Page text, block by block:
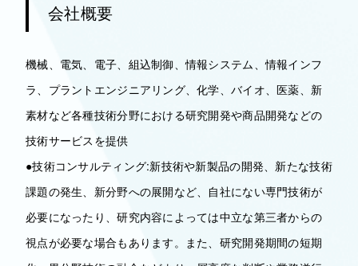
会社概要
機械、電気、電子、組込制御、情報システム、情報インフ
ラ、プラントエンジニアリング、化学、バイオ、医薬、新
素材など各種技術分野における研究開発や商品開発などの
技術サービスを提供
●技術コンサルティング:新技術や新製品の開発、新たな技術
課題の発生、新分野への展開など、自社にない専門技術が
必要になったり、研究内容によっては中立な第三者からの
視点が必要な場合もあります。また、研究開発期間の短期